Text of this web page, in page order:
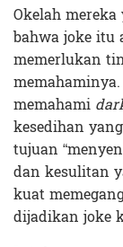
Okelah
bahwa joke itu
memerlukan
memahami
kesedihan
tujuan
dan kesulitan
kuat
dijadikan joke